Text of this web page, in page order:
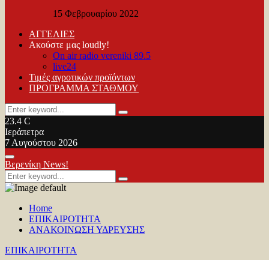
15 Φεβρουαρίου 2022
ΑΓΓΕΛΙΕΣ
Ακούστε μας loudly!
On air radio vereniki 89.5
live24
Τιμές αγροτικών προϊόντων
ΠΡΟΓΡΑΜΜΑ ΣΤΑΘΜΟΥ
Search
for:
Search
23.4 C
Ιεράπετρα
7 Αυγούστου 2026
Facebook
Twitter
Youtube
Primary
Menu
Βερενίκη News!
Search
for:
Search
Home
ΕΠΙΚΑΙΡΟΤΗΤΑ
ΑΝΑΚΟΙΝΩΣΗ ΥΔΡΕΥΣΗΣ
ΕΠΙΚΑΙΡΟΤΗΤΑ